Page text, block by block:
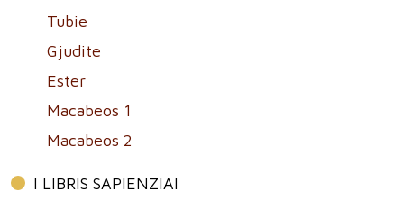
Tubie
Gjudite
Ester
Macabeos 1
Macabeos 2
I LIBRIS SAPIENZIAI